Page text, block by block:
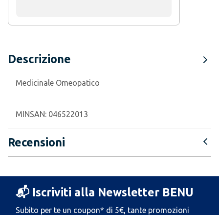
Descrizione
Medicinale Omeopatico
MINSAN: 046522013
Recensioni
📬 Iscriviti alla Newsletter BENU
Subito per te un coupon* di 5€, tante promozioni